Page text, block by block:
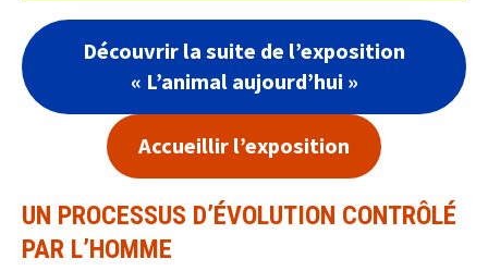
Découvrir la suite de l’exposition
« L’animal aujourd’hui »
Accueillir l’exposition
UN PROCESSUS D’ÉVOLUTION CONTRÔLÉ
PAR L’HOMME